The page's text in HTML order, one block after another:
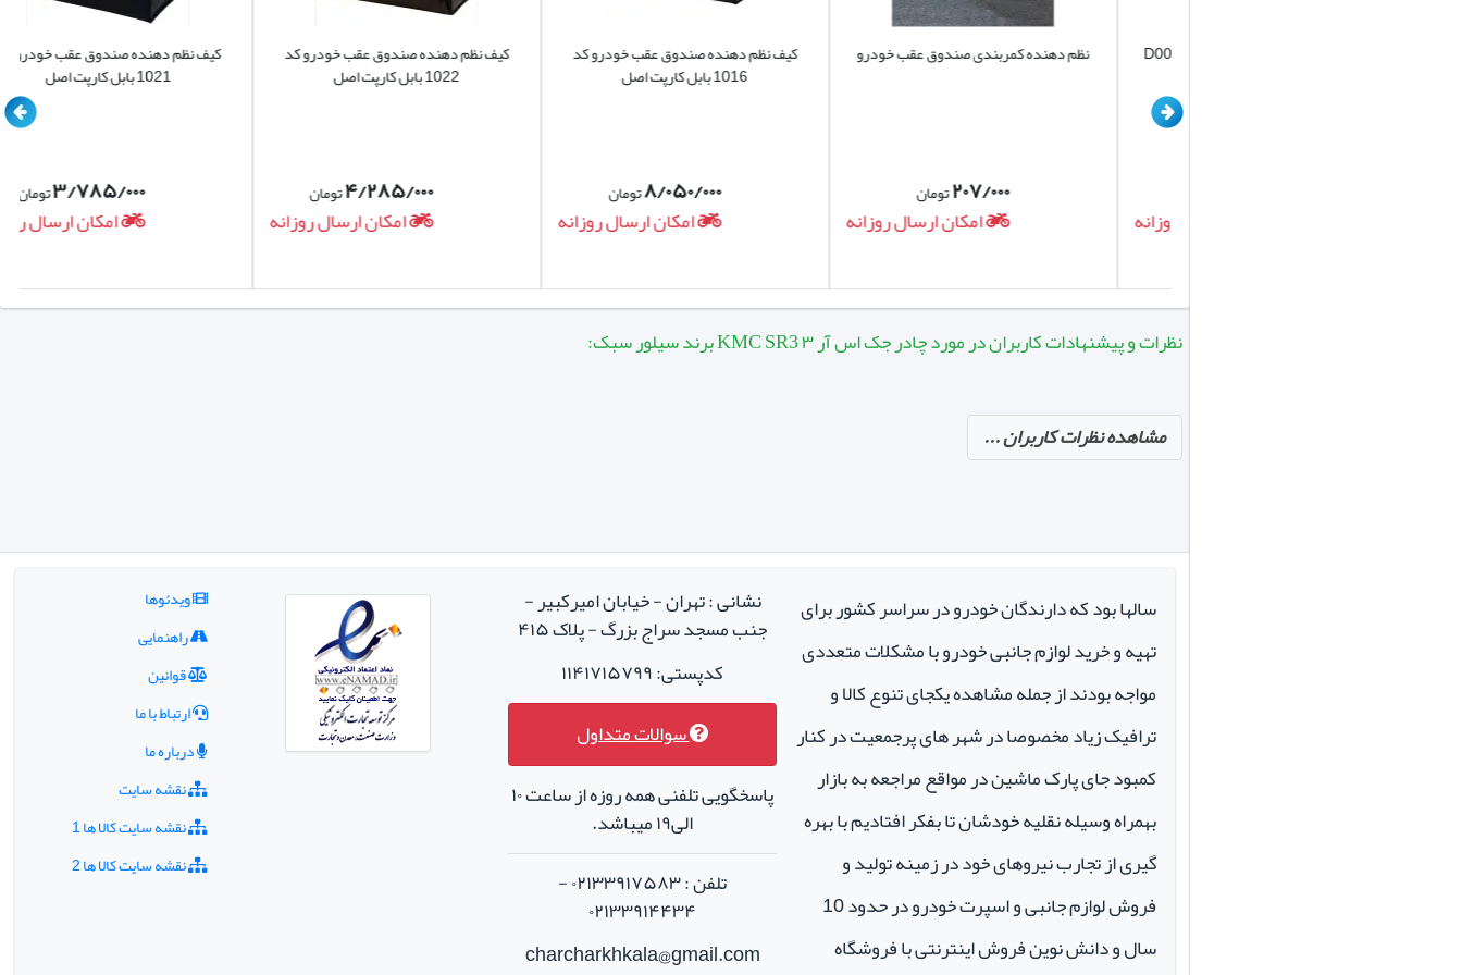
محافظت مینماید.
آخرین چادر یا سومین گزینه ارایه شده در چارچرخ کالا چادر خودرو جک اس آر ۳ KMC SR3 برند سیلور سبک می باشد که میتواند مناسب ترین انتخاب برای افرادی
باشد که دوست دارند چادر خودروشان سبک باشد و راحت روی خودرو کشیده شود البته ناگفته نماند که از دیگر چادرها نازکتر هست برای اینکه بتواند وزن کمتری
متحمل خسارت نشوید.
کیف نظم دهنده صندوق عقب خودرو کد
۳/۷۸۵/۰۰۰تومان
امکان ارسال روزانه
کیف نظم دهنده صندوق عقب خودرو کد
۴/۲۸۵/۰۰۰تومان
امکان ارسال روزانه
کیف نظم دهنده صندوق عقب خودرو کد
۸/۰۵۰/۰۰۰تومان
امکان ارسال روزانه
نظم دهنده کمربندی صندوق عقب خودرو
۲۰۷/۰۰۰تومان
امکان ارسال روزانه
نظرات و پیشنهادات کاربران در مورد چادر جک اس آر ۳ KMC SR3 برند سیلور سبک:
مشاهده نظرات کاربران ...
سالها بود که دارندگان خودرو در سراسر کشور برای
تهیه و خرید لوازم جانبی خودرو با مشکلات متعددی
مواجه بودند از جمله مشاهده یکجای تنوع کالا و
ترافیک زیاد مخصوصا در شهر های پرجمعیت در کنار
کمبود جای پارک ماشین در مواقع مراجعه به بازار
بهمراه وسیله نقلیه خودشان تا بفکر افتادیم با بهره
گیری از تجارب نیروهای خود در زمینه تولید و
فروش لوازم جانبی و اسپرت خودرو در حدود 10
سال و دانش نوین فروش اینترنتی با فروشگاه
نشانی : تهران - خیابان امیرکبیر -
جنب مسجد سراج بزرگ - پلاک ۴۱۵
کدپستی: ۱۱۴۱۷۱۵۷۹۹
سوالات متداول
پاسخگویی تلفنی همه روزه از ساعت ۱۰
الی۱۹ میباشد.
تلفن : ۰۲۱۳۳۹۱۷۵۸۳ -
۰۲۱۳۳۹۱۴۴۳۴
charcharkhkala@gmail.com
ویدئوها
راهنمایی
قوانین
ارتباط با ما
درباره ما
نقشه سایت
نقشه سایت کالا ها 1
نقشه سایت کالا ها 2